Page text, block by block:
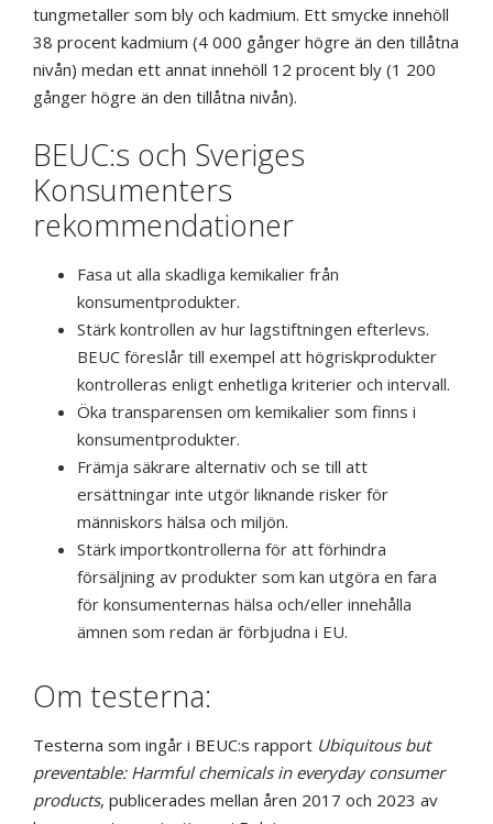
tungmetaller som bly och kadmium. Ett smycke innehöll
38 procent kadmium (4 000 gånger högre än den tillåtna
nivån) medan ett annat innehöll 12 procent bly (1 200
gånger högre än den tillåtna nivån).
BEUC:s och Sveriges
Konsumenters
rekommendationer
Fasa ut alla skadliga kemikalier från
konsumentprodukter.
Stärk kontrollen av hur lagstiftningen efterlevs.
BEUC föreslår till exempel att högriskprodukter
kontrolleras enligt enhetliga kriterier och intervall.
Öka transparensen om kemikalier som finns i
konsumentprodukter.
Främja säkrare alternativ och se till att
ersättningar inte utgör liknande risker för
människors hälsa och miljön.
Stärk importkontrollerna för att förhindra
försäljning av produkter som kan utgöra en fara
för konsumenternas hälsa och/eller innehålla
ämnen som redan är förbjudna i EU.
Om testerna:
Testerna som ingår i BEUC:s rapport Ubiquitous but
preventable: Harmful chemicals in everyday consumer
products, publicerades mellan åren 2017 och 2023 av